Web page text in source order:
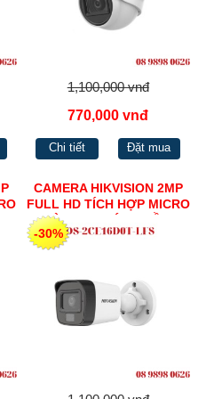
1,100,000 vnđ
770,000 vnđ
Chi tiết Đặt mua
CAMERA HIKVISION 2MP
FULL HD TÍCH HỢP MICRO
- ĐÈN TRỢ SÁNG HỒNG
NGOẠI & ĐÈN ÁNH SÁNG
TRẮNG DS-2CE16D0T-LFS
-30%